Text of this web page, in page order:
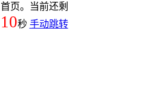
首页。当前还剩
10秒 手动跳转